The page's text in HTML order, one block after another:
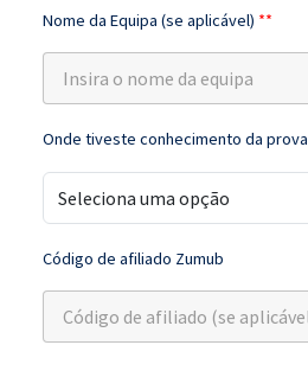
Nome da Equipa (se aplicável) **
Onde tiveste conhecimento da prova
Código de afiliado Zumub